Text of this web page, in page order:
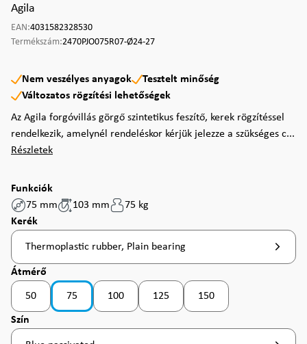
Agila
EAN:4031582328530
Termékszám:2470PJO075R07-Ø24-27
Nem veszélyes anyagok
Tesztelt minőség
Változatos rögzítési lehetőségek
Az Agila forgóvillás görgő szintetikus feszítő, kerek rögzítéssel
rendelkezik, amelynél rendeléskor kérjük jelezze a szükséges c...
Részletek
Funkciók
75 mm
103 mm
75 kg
Válasszon
Kerék
Thermoplastic rubber, Plain bearing
Válasszon
Átmérő
50
(Ez az opció jelenleg nem érhető el. )
75 100 125
(Ez az opció jelenleg nem érhető el. )
150
Válasszon
Szín